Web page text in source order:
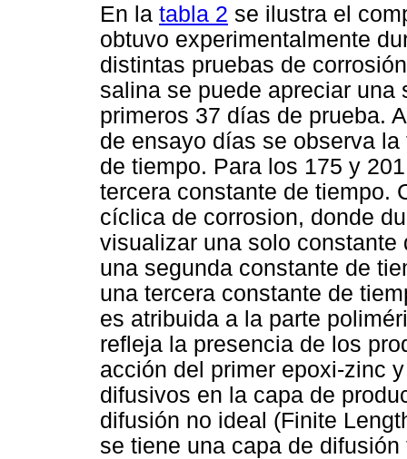
En la tabla 2 se ilustra el
obtuvo experimentalmente
distintas pruebas de
salina se puede apreciar
primeros 37 días de prueba.
de ensayo días se observa
de tiempo. Para los 175 y
tercera constante de tiempo.
cíclica de corrosion, donde
visualizar una solo
una segunda constante de
una tercera constante de
es atribuida a la parte
refleja la presencia de los
acción del primer epoxi-zinc
difusivos en la capa de
difusión no ideal (Finite
se tiene una capa de